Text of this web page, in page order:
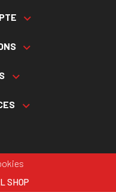




SHOP